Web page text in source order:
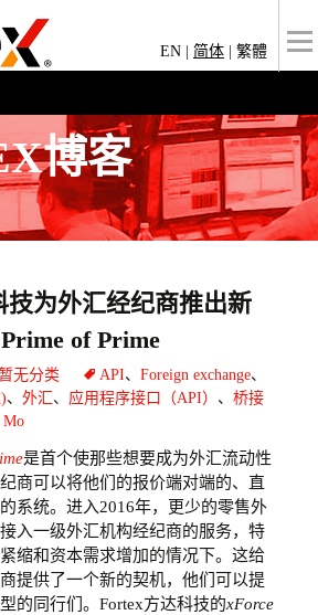
EN 简体 繁體
博客
技为外汇经纪商推出新
of Prime
暂无分类 API、 Foreign exchange、
、 外汇 、 应用程序接口（API） 、 桥接
Mo
是首个使那些想要成为外汇流动性
商可以将他们的报价端对端的、直
系统。进入2016年，更少的零售外
入一级外汇机构经纪商的服务，特
缩和资本需求增加的情况下。这给
提供了一个新的契机，他们可以提
的同行们。Fortex方达科技的xForce